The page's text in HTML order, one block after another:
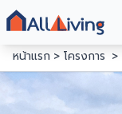
หน้าแรก
โครงการ